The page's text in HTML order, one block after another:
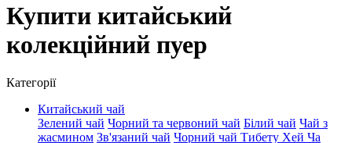
Купити китайський
колекційний пуер
Категорії
Китайський чай
Зелений чай Чорний та червоний чай Білий чай Чай з
жасмином Зв'язаний чай Чорний чай Тибету Хей Ча